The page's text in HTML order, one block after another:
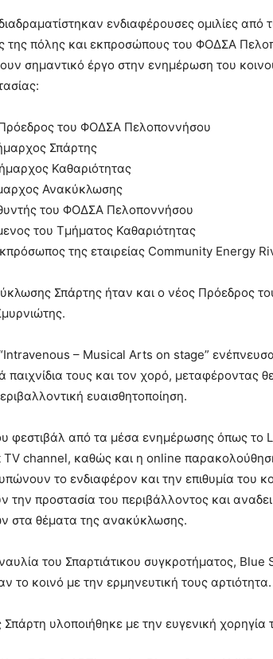
ενδιαφέρουσες ομιλίες από
της πόλης και εκπροσώπους του ΦΟΔΣΑ
σημαντικό έργο στην ενημέρωση του
του ΦΟΔΣΑ Πελοποννήσου
Σπάρτης
Καθαριότητας
Ανακύκλωσης
του ΦΟΔΣΑ Πελοποννήσου
του Τμήματος Καθαριότητας
της εταιρείας Community Energy
Σπάρτης ήταν και ο νέος Πρόεδρος
– Musical Arts on stage”
παιχνίδια τους και τον χορό, μεταφέροντας
ευαισθητοποίηση.
φεστιβάλ από τα μέσα ενημέρωσης όπως το
TV channel, καθώς και η online
το ενδιαφέρον και την επιθυμία του
την προστασία του περιβάλλοντος και
στα θέματα της ανακύκλωσης.
του Σπαρτιάτικου συγκροτήματος, Blue
το κοινό με την ερμηνευτική τους αρτιότητα.
υλοποιήθηκε με την ευγενική